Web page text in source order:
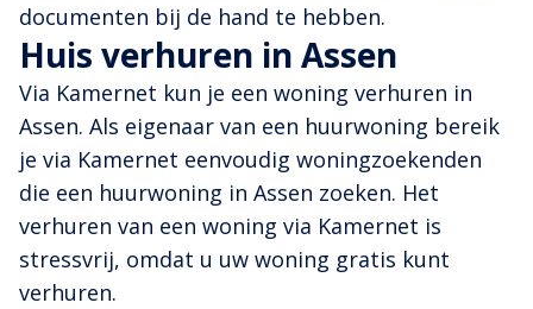
documenten bij de hand te hebben.
Huis verhuren in Assen
Via Kamernet kun je een woning verhuren in
Assen. Als eigenaar van een huurwoning bereik
je via Kamernet eenvoudig woningzoekenden
die een huurwoning in Assen zoeken. Het
verhuren van een woning via Kamernet is
stressvrij, omdat u uw woning gratis kunt
verhuren.